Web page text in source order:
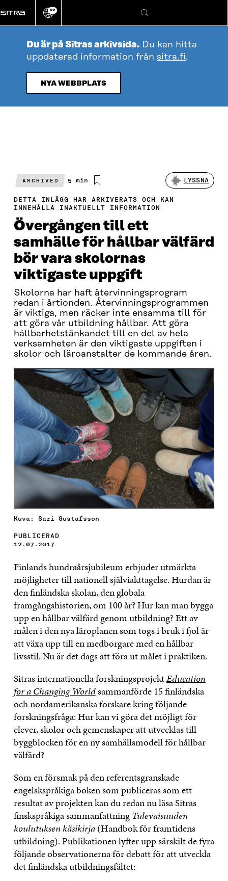
direkt
till
Ändra
språk
SV
Sök
Du är på Sitras arkivsida. Du kan hitta
uppdaterad information från sitra.fi.
NYA WEBBPLATS
ARCHIVED
Beräknad
5 min LYSSNA
DETTA INLÄGG HAR ARKIVERATS OCH KAN
INNEHÅLLA INAKTUELLT INFORMATION
Övergången till ett
samhälle för hållbar välfärd
bör vara skolornas
viktigaste uppgift
Skolorna har haft återvinningsprogram
redan i årtionden. Återvinningsprogrammen
är viktiga, men räcker inte ensamma till för
att göra vår utbildning hållbar. Att göra
hållbarhetstänkandet till en del av hela
verksamheten är den viktigaste uppgiften i
skolor och läroanstalter de kommande åren.
Kuva: Sari Gustafsson
PUBLICERAD
12.07.2017
Finlands hundraårsjubileum erbjuder utmärkta
möjligheter till nationell själviakttagelse. Hurdan är
den finländska skolan, den globala
framgångshistorien, om 100 år? Hur kan man bygga
upp en hållbar välfärd genom utbildning? Ett av
målen i den nya läroplanen som togs i bruk i fjol är
att växa upp till en medborgare med en hållbar
livsstil. Nu är det dags att föra ut målet i praktiken.
Sitras internationella forskningsprojektEducation
for a Changing Worldsammanförde 15 finländska
och nordamerikanska forskare kring följande
forskningsfråga: Hur kan vi göra det möjligt för
elever, skolor och gemenskaper att utvecklas till
byggblocken för en ny samhällsmodell för hållbar
välfärd?
Som en försmak på den referentsgranskade
engelskspråkiga boken som publiceras som ett
resultat av projekten kan du redan nu läsa Sitras
finskspråkiga sammanfattningTulevaisuuden
koulutuksen käsikirja(Handbok för framtidens
utbildning). Publikationen lyfter upp särskilt de fyra
följande observationerna för debatt för att utveckla
det finländska utbildningsfältet: